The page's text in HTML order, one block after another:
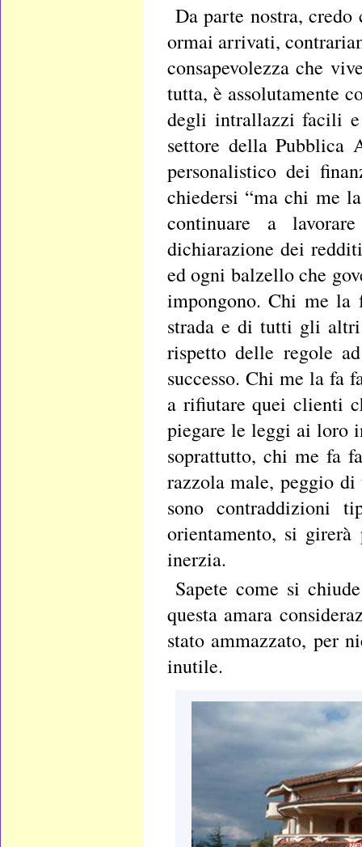
Da parte nostra,
ormai arrivati,
consapevolezza che
tutta, è assolutamente
degli intrallazzi facili
settore della Pubblica
personalistico dei
chiedersi “ma chi me
continuare a
dichiarazione dei
ed ogni balzello che
impongono. Chi me la
strada e di tutti gli
rispetto delle regole
successo. Chi me la fa
a rifiutare quei clienti
piegare le leggi ai loro
soprattutto, chi me fa
razzola male, peggio
sono contraddizioni
orientamento, si
inerzia.
Sapete come si
questa amara
stato ammazzato, per
inutile.